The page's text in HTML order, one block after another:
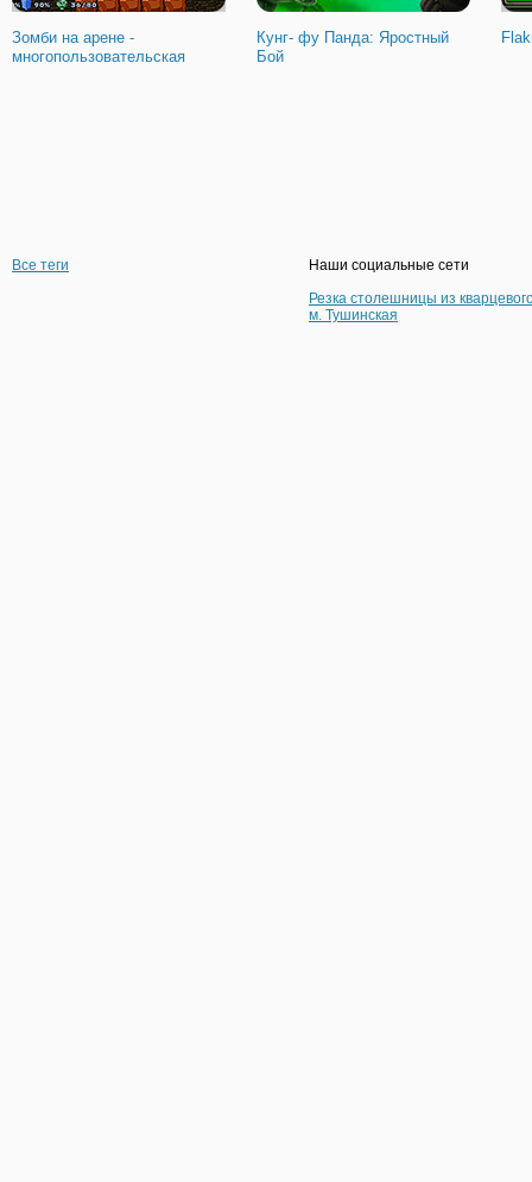
Зомби на арене -
многопользовательская
Кунг- фу Панда: Яростный
Бой
Все теги
Наши социальные сети
Резка столешницы из
м. Тушинская